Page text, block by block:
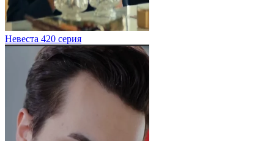
Невеста 420 серия